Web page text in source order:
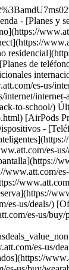
fiber/coverage-map/) [__La mejor garantía de Estados Unidos__ \ Obtén detalles](https://www.att.com/es-us/why-att/guarantee/) - Ayuda ## Ayuda - [Factura y cuenta](#) - [Móvil](#) - [Internet](#) Acciones rápidas [Ve toda la ayuda](https://www.att.com/es-us/support/) [Ver mi cuenta](https://www.att.com/es-us/acctmgmt/overview) [Centro de pagos](https://www.att.com/es-us/acctmgmt/mypaymentcenter) [Centro de facturación](https://www.att.com/es-us/acctmgmt/billing/mybillingcenter) ### Factura y pagos - [Comprende tu factura](https://www.att.com/es-us/support/my-account/understand-your-bill/) - [Averigua por qué tu factura cambió](https://www.att.com/es-us/support/article/my-account/KM1051879/) - [Configura y administra